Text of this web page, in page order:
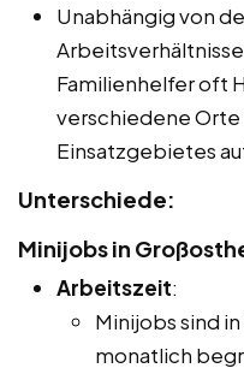
Unabhängig von
Familienhelfer oft
verschiedene Orte
Einsatzgebietes
Unterschiede:
Minijobs in
Arbeitszeit:
Minijobs sind
monatlich